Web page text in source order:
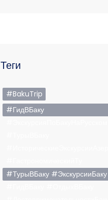
Теги
#BakuTrip
#ГидВБаку
#ТурыВБаку #ЭкскурсииБаку